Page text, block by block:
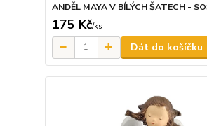
ANDĚL MAYA V BÍLÝCH ŠATECH -
175 Kč/ks
Dát do košíčku